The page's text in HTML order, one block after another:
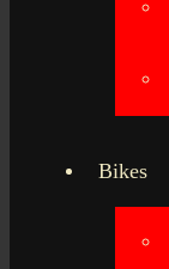
Bikes